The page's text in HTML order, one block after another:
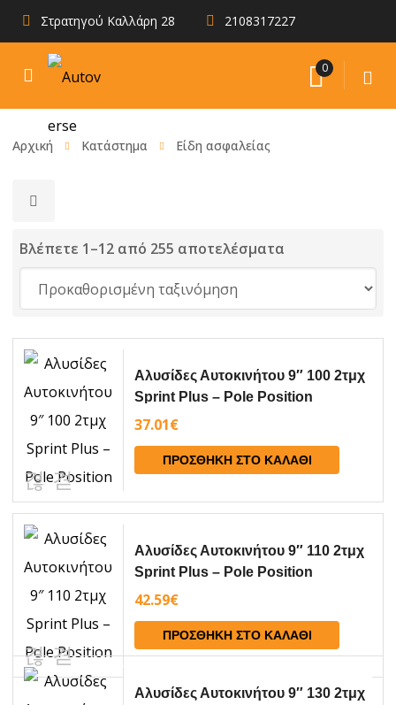
Στρατηγού Καλλάρη 28 2108317227
0
Αρχική Κατάστημα Είδη ασφαλείας
Βλέπετε 1–12 από 255 αποτελέσματα
Aλυσίδες Αυτοκινήτου 9″ 100 2τμχ
Sprint Plus – Pole Position
37.01€
ΠΡΟΣΘΉΚΗ ΣΤΟ ΚΑΛΆΘΙ
Aλυσίδες Αυτοκινήτου 9″ 110 2τμχ
Sprint Plus – Pole Position
42.59€
ΠΡΟΣΘΉΚΗ ΣΤΟ ΚΑΛΆΘΙ
Aλυσίδες Αυτοκινήτου 9″ 130 2τμχ